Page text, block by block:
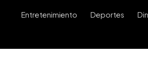
Entretenimiento Deportes